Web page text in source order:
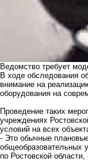
Ведомство требует
В ходе обследования
внимание на
оборудования на
Проведение таких
учреждениях
условий на всех
- Это обычные
общеобразовательных
по Ростовской